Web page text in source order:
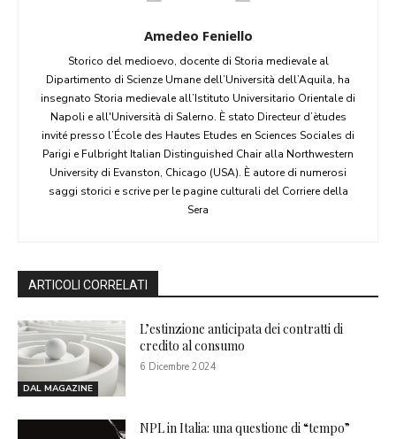
Amedeo Feniello
Storico del medioevo, docente di Storia medievale al
Dipartimento di Scienze Umane dell’Università dell’Aquila, ha
insegnato Storia medievale all’Istituto Universitario Orientale di
Napoli e all'Università di Salerno. È stato Directeur d’ètudes
invité presso l’École des Hautes Etudes en Sciences Sociales di
Parigi e Fulbright Italian Distinguished Chair alla Northwestern
University di Evanston, Chicago (USA). È autore di numerosi
saggi storici e scrive per le pagine culturali del Corriere della
Sera
ARTICOLI CORRELATI
DAL MAGAZINE
L’estinzione anticipata dei contratti di
credito al consumo
6 Dicembre 2024
NPL in Italia: una questione di “tempo”